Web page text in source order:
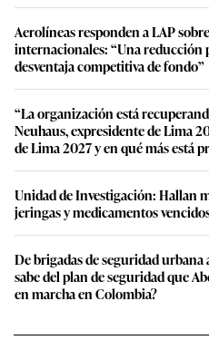
Aerolíneas responden a LAP
internacionales: “Una reducción
desventaja competitiva de fondo”
“La organización está
Neuhaus, expresidente de Lima
de Lima 2027 y en qué más está
Unidad de Investigación: Hallan
jeringas y medicamentos
De brigadas de seguridad
sabe del plan de seguridad que
en marcha en Colombia?